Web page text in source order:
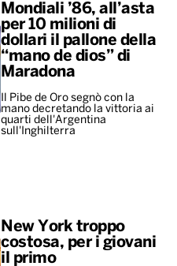
Mondiali ’86, all’asta
per 10 milioni di
dollari il pallone della
“mano de dios” di
Maradona
Il Pibe de Oro segnò con la
mano decretando la vittoria ai
quarti dell'Argentina
sull'Inghilterra
New York troppo
costosa, per i giovani
il primo